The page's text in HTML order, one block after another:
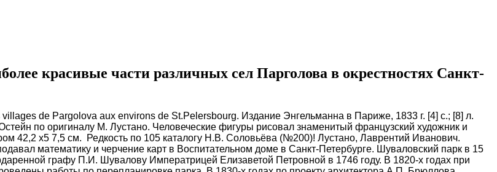
красивые части различных сел Парголова в окрестностях Санкт-
de Pargolova aux environs de St.Pelersbourg. Издание Энгельманна в Париже, 1833 г. [4] c.; [8] л.
по оригиналу М. Лустано. Человеческие фигуры рисовал знаменитый французский художник и
42,2 х5 7,5 см. Редкость по 105 каталогу Н.В. Соловьёва (№200)! Лустано, Лаврентий Иванович.
математику и черчение карт в Воспитательном доме в Санкт-Петербурге. Шуваловский парк в 15
графу П.И. Шувалову Императрицей Елизаветой Петровной в 1746 году. В 1820-х годах при